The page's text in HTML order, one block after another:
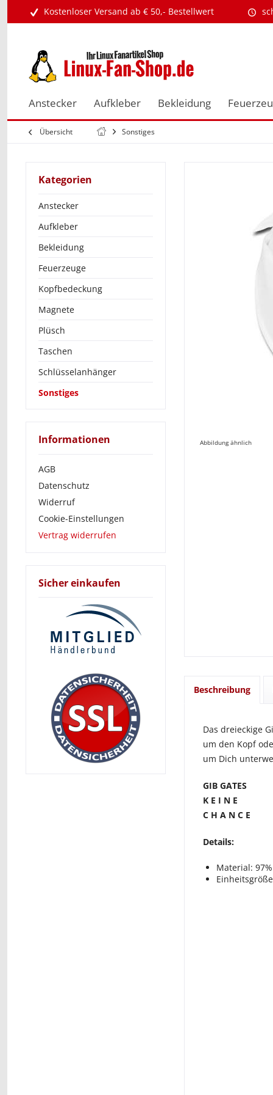
Kostenloser Versand ab € 50,- Bestellwert
Anstecker Aufkleber Bekleidung
Übersicht Sonstiges
Kategorien
Anstecker
Aufkleber
Bekleidung
Feuerzeuge
Kopfbedeckung
Magnete
Plüsch
Taschen
Schlüsselanhänger
Sonstiges
Informationen
AGB
Datenschutz
Widerruf
Cookie-Einstellungen
Vertrag widerrufen
Sicher einkaufen
Abbildung ähnlich
Beschreibung
Das dreieckige
um den Kopf
um Dich
GIB GATES
K E I N E
C H A N C E
Details:
Material: